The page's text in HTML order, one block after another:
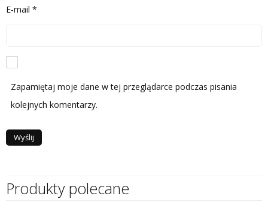
E-mail *
Zapamiętaj moje dane w tej przeglądarce podczas pisania
kolejnych komentarzy.
Produkty polecane